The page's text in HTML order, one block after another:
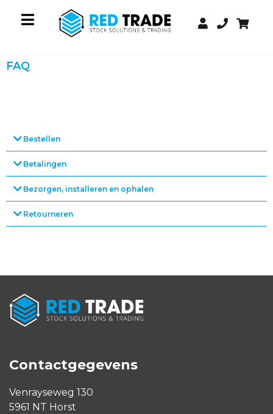
FAQ
Bestellen
Betalingen
Bezorgen, installeren en ophalen
Retourneren
Contactgegevens
Venrayseweg 130
5961 NT Horst